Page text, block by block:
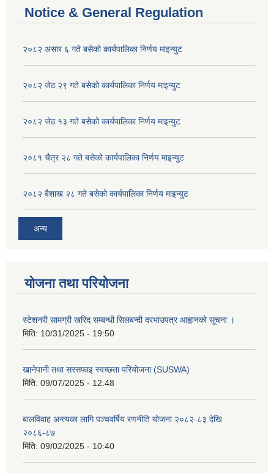
Notice & General Regulation
२०८२ असार ६ गते बसेको कार्यपालिका निर्णय माइन्युट
२०८२ जेठ २९ गते बसेको कार्यपालिका निर्णय माइन्युट
२०८२ जेठ १३ गते बसेको कार्यपालिका निर्णय माइन्युट
२०८१ चैत्र २८ गते बसेको कार्यपालिका निर्णय माइन्युट
२०८२ बैशाख २८ गते बसेको कार्यपालिका निर्णय माइन्युट
अन्य
योजना तथा परियोजना
स्टेशनरी सामग्री खरिद सम्बन्धी सिलबन्दी दरभाउपत्र आह्वानको सूचना ।
मिति: 10/31/2025 - 19:50
खानेपानी तथा सरसफाइ स्वच्छता परियोजना (SUSWA)
मिति: 09/07/2025 - 12:48
बालविवाह अन्त्यका लागि पञ्चवर्षिय रणनीति योजना २०८२-८३ देखि
२०८६-८७
मिति: 09/02/2025 - 10:40